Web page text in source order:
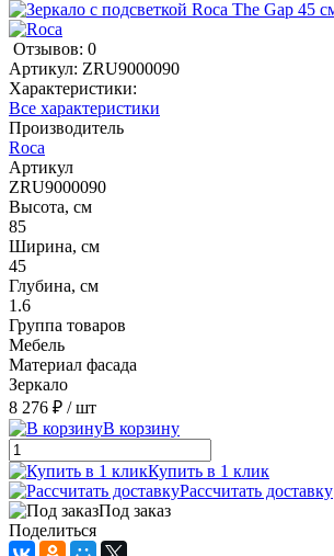
Отзывов: 0
Артикул: ZRU9000090
Характеристики:
Все характеристики
Производитель
Roca
Артикул
ZRU9000090
Высота, см
85
Ширина, см
45
Глубина, см
1.6
Группа товаров
Мебель
Материал фасада
Зеркало
8 276 ₽ / шт
В корзину
Купить в 1 клик
Рассчитать доставку
Под заказ
Поделиться